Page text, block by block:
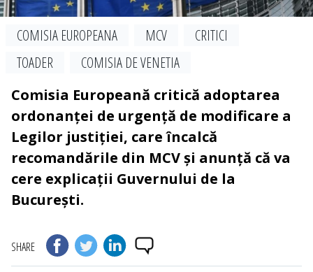
COMISIA EUROPEANA MCV
CRITICI
TOADER
COMISIA DE VENETIA
Comisia Europeană critică adoptarea
ordonanței de urgență de modificare a
Legilor justiției, care încalcă
recomandările din MCV și anunță că va
cere explicații Guvernului de la
București.
SHARE